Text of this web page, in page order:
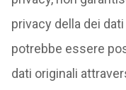
privacy della dei
potrebbe essere
dati originali